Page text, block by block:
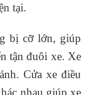
tại.
bị cỡ lớn, giúp
tận đuôi xe. Xe
Cửa xe điều
nhau giúp xe